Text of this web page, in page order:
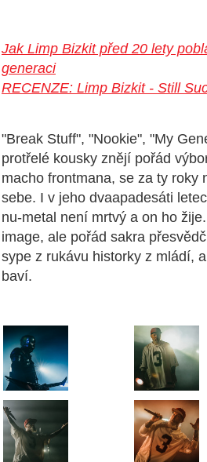
Jak Limp Bizkit před 20 lety
generaci
RECENZE: Limp Bizkit - Still
"Break Stuff", "Nookie", "My
protřelé kousky znějí pořád
macho frontmana, se za ty roky
sebe. I v jeho dvaapadesáti
nu-metal není mrtvý a on ho
image, ale pořád sakra
sype z rukávu historky z mládí,
baví.